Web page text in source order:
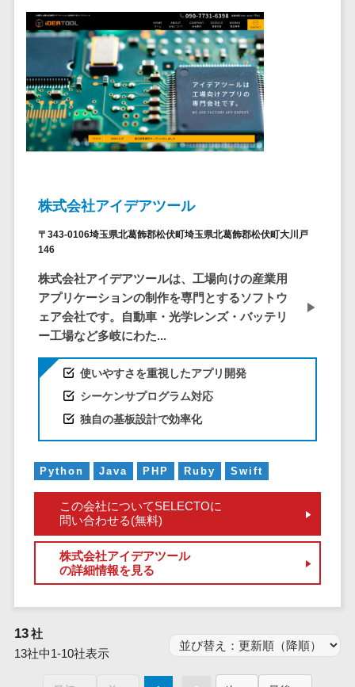
データ分析・活用
音声データ活用>
議事録作成ツール>
テキストマイニングツール>
VOC分析ツール> BIツール>
アノテーションツール>
画像解析・画像検査>
ブロックチェーン
仮想通貨>
官公庁・自治体向け
GIS（地理情報システム）>
公共施設予約システム>
標的型攻撃メ
ール訓練サービ
ス
認証システム
ログ管理シス
テム
クラウド型セ
メールセキュ
サンドボック
WAF
URLフィルタ
リング
（EDR）
ファイル暗号
化
電話認証サー
不正検知サー
株式会社アイデアツール
〒343-0106埼玉県北葛飾郡松伏町埼玉県北葛飾郡松伏町大川戸
146
株式会社アイデアツールは、工場向けの産業用
アプリケーションの制作を専門とするソフトウ
ェア会社です。自動車・光学レンズ・バッテリ
ー工場など多岐にわた...
使いやすさを重視したアプリ開発
シーケンサプログラム対応
独自の基板設計で効率化
Python Java PHP Ruby Swift
この会社についてSELECTOに
問い合わせる(無料)
株式会社アイデアツール
の詳細情報を見る
13社
13社中1-10社表示